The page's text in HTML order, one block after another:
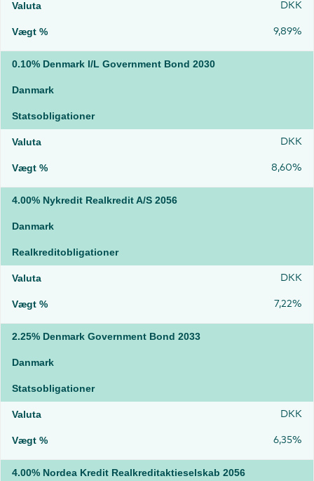
DKK
9,89%
0.10% Denmark I/L Government Bond 2030
Danmark
Statsobligationer
DKK
8,60%
4.00% Nykredit Realkredit A/S 2056
Danmark
Realkreditobligationer
DKK
7,22%
2.25% Denmark Government Bond 2033
Danmark
Statsobligationer
DKK
6,35%
4.00% Nordea Kredit Realkreditaktieselskab 2056